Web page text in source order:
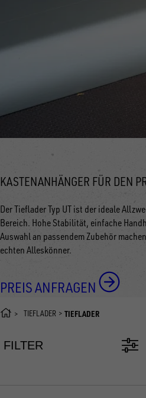
KASTENANHÄNGER FÜR DEN
Der Tieflader Typ UT ist der ideale
Bereich. Hohe Stabilität, einfache
Auswahl an passendem Zubehör
echten Alleskönner.
PREIS ANFRAGEN
TIEFLADER TIEFLADER
FILTER